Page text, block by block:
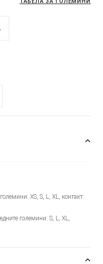
ТАБЕЛА ЗА ГОЛЕМИНИ
XS, S, L, XL, контакт:
големини: S, L, XL,